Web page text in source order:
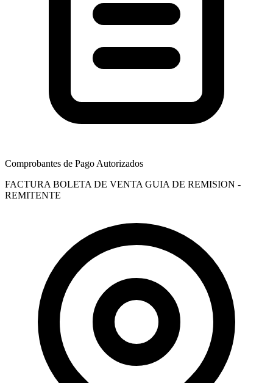
Comprobantes de Pago Autorizados
FACTURA BOLETA DE VENTA GUIA DE REMISION -
REMITENTE